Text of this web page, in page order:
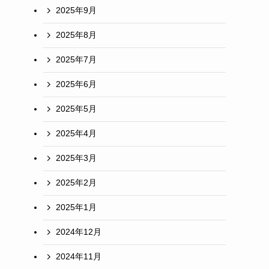
2025年9月
2025年8月
2025年7月
2025年6月
2025年5月
2025年4月
2025年3月
2025年2月
2025年1月
2024年12月
2024年11月